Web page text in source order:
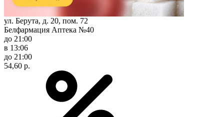
ул. Берута, д. 20, пом. 72
Белфармация Аптека №40
до 21:00
в 13:06
до 21:00
54,60 р.